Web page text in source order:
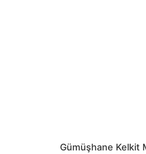
Gümüşhane Kelkit